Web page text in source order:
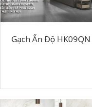
Gạch Ấn Độ HK09QN